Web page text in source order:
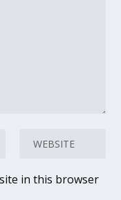
in this browser